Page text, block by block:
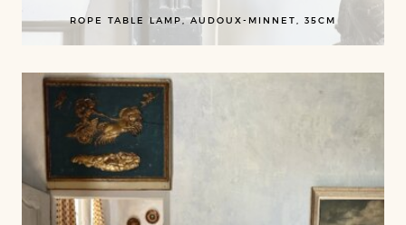
ROPE TABLE LAMP, AUDOUX-MINNET, 35CM